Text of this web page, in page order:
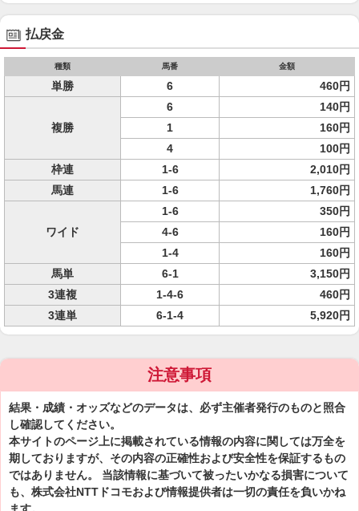
払戻金
種類 馬番 金額
単勝 6 460円
複勝
6
140円
1
160円
4
100円
枠連
1-6
2,010円
馬連
1-6 1,760円
ワイド
1-6
350円
4-6
160円
1-4
160円
馬単
6-1
3,150円
3連複
1-4-6
460円
3連単
6-1-4 5,920円
注意事項
結果・成績・オッズなどのデータは、必ず主催者発行のものと照合
し確認してください。
本サイトのページ上に掲載されている情報の内容に関しては万全を
期しておりますが、その内容の正確性および安全性を保証するもの
ではありません。 当該情報に基づいて被ったいかなる損害について
も、株式会社NTTドコモおよび情報提供者は一切の責任を負いかね